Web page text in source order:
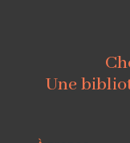
Une